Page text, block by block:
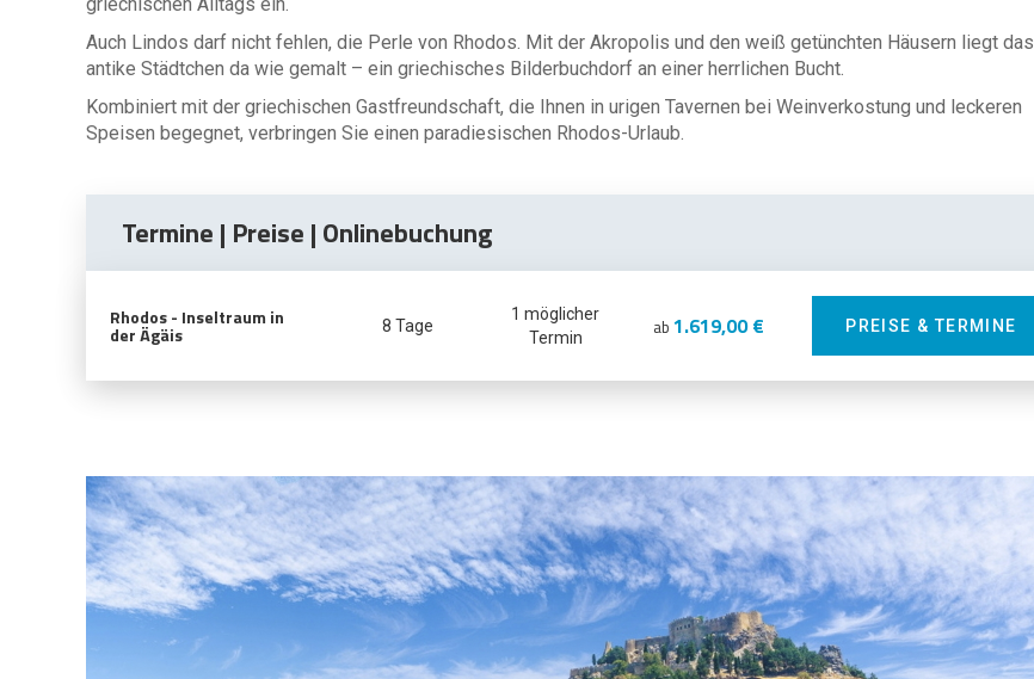
Auch Lindos darf nicht fehlen, die Perle von Rhodos. Mit der Akropolis und den weiß getünchten Häusern liegt das
antike Städtchen da wie gemalt – ein griechisches Bilderbuchdorf an einer herrlichen Bucht.
Kombiniert mit der griechischen Gastfreundschaft, die Ihnen in urigen Tavernen bei Weinverkostung und leckeren
Speisen begegnet, verbringen Sie einen paradiesischen Rhodos-Urlaub.
Termine | Preise | Onlinebuchung
Rhodos - Inseltraum in
der Ägäis 8 Tage
1 möglicher
Termin
ab 1.619,00 € PREISE & TERMINE